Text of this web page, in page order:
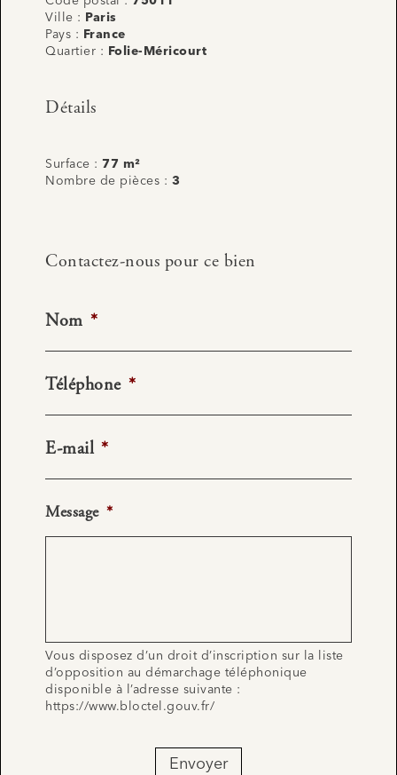
Ville :
Paris
Pays :
France
Quartier :
Folie-Méricourt
Détails
Surface : 77 m²
Nombre de pièces : 3
Contactez-nous pour ce bien
Nom *
Téléphone *
E-mail *
Message *
Vous disposez d’un droit d’inscription sur la liste
d’opposition au démarchage téléphonique
disponible à l’adresse suivante :
https://www.bloctel.gouv.fr/
Envoyer